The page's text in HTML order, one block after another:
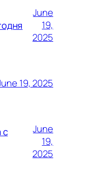
June
19,
2025
19, 2025
с
June
19,
2025